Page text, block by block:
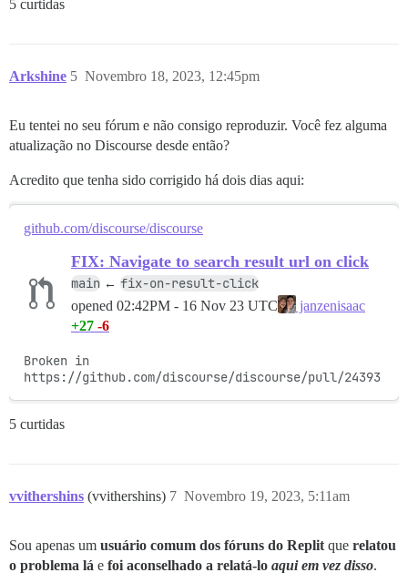
5 curtidas
Arkshine Novembro 18, 2023, 12:45pm
5
Eu tentei no seu fórum e não consigo reproduzir. Você fez alguma
atualização no Discourse desde então?
Acredito que tenha sido corrigido há dois dias aqui:
github.com/discourse/discourse
FIX: Navigate to search result url on click
main ← fix-on-result-click
opened 02:42PM - 16 Nov 23 UTC
janzenisaac
+27 -6
Broken in
https://github.com/discourse/discourse/pull/24393
5 curtidas
vvithershins (vvithershins) Novembro 19, 2023, 5:11am
7
Sou apenas um usuário comum dos fóruns do Replitque relatou
o problema lá e foi aconselhado a relatá-lo aqui em vez disso.